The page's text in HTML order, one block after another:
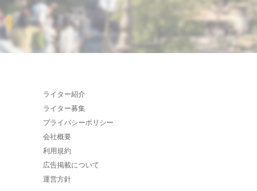
ライター紹介
ライター募集
プライバシーポリシー
会社概要
利用規約
広告掲載について
運営方針